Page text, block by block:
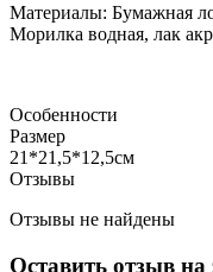
Материалы: Бумажная
Морилка водная, лак
Особенности
Размер
21*21,5*12,5см
Отзывы
Отзывы не найдены
Оставить отзыв на